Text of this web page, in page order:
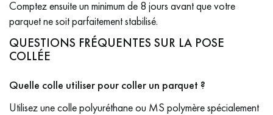
Comptez ensuite un minimum de 8 jours avant que votre
parquet ne soit parfaitement stabilisé.
QUESTIONS FRÉQUENTES SUR LA POSE
COLLÉE
Quelle colle utiliser pour coller un parquet ?
Utilisez une colle polyuréthane ou MS polymère spécialement